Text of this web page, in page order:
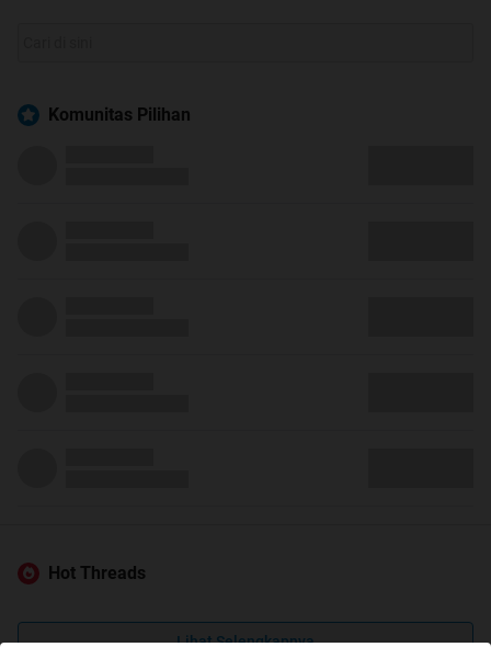
Komunitas Pilihan
Hot Threads
Lihat Selengkapnya